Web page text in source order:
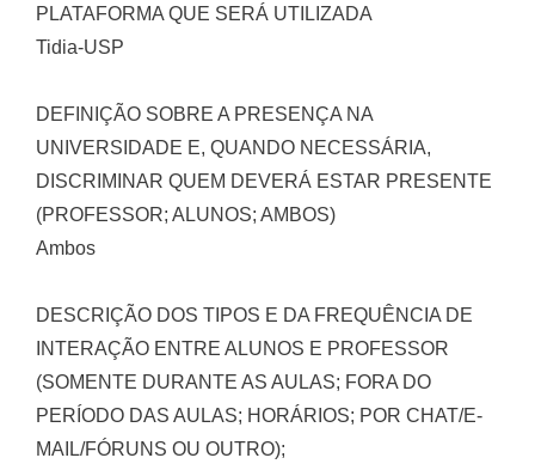
PLATAFORMA QUE SERÁ UTILIZADA
Tidia-USP
DEFINIÇÃO SOBRE A PRESENÇA NA
UNIVERSIDADE E, QUANDO NECESSÁRIA,
DISCRIMINAR QUEM DEVERÁ ESTAR PRESENTE
(PROFESSOR; ALUNOS; AMBOS)
Ambos
DESCRIÇÃO DOS TIPOS E DA FREQUÊNCIA DE
INTERAÇÃO ENTRE ALUNOS E PROFESSOR
(SOMENTE DURANTE AS AULAS; FORA DO
PERÍODO DAS AULAS; HORÁRIOS; POR CHAT/E-
MAIL/FÓRUNS OU OUTRO);